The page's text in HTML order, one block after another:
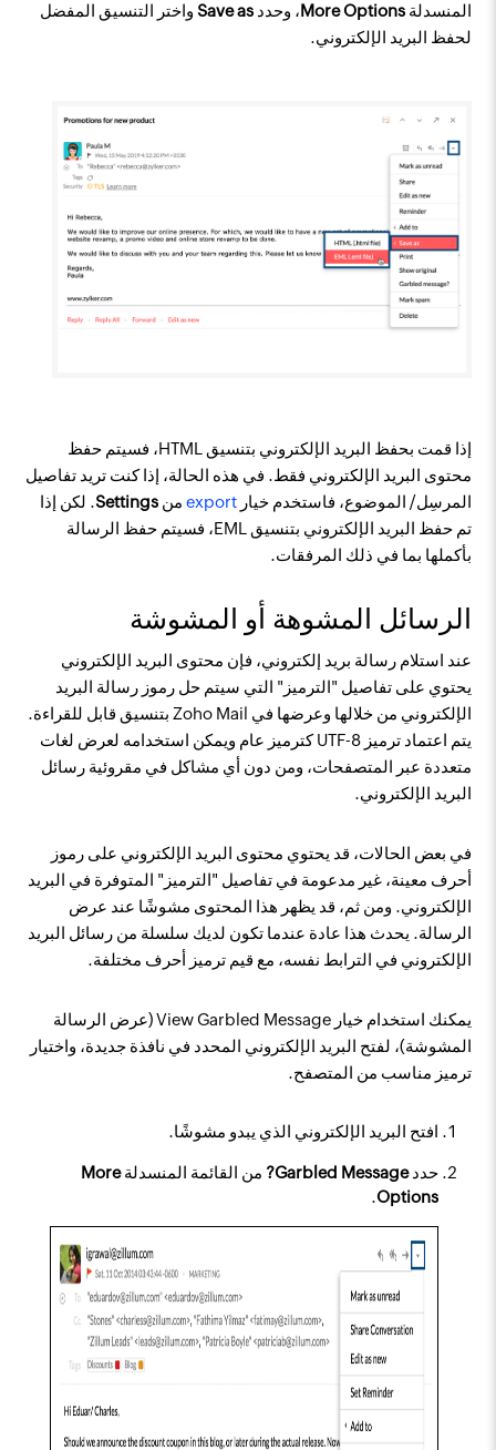
المنسدلةMore Options، وحددSave as واختر التنسيق المفضل
لحفظ البريد الإلكتروني.
إذا قمت بحفظ البريد الإلكتروني بتنسيق HTML، فسيتم حفظ
محتوى البريد الإلكتروني فقط. في هذه الحالة، إذا كنت تريد تفاصيل
المرسِل/ الموضوع، فاستخدم خيارexport منSettings. لكن إذا
تم حفظ البريد الإلكتروني بتنسيق EML، فسيتم حفظ الرسالة
بأكملها بما في ذلك المرفقات.
الرسائل المشوهة أو المشوشة
عند استلام رسالة بريد إلكتروني، فإن محتوى البريد الإلكتروني
يحتوي على تفاصيل "الترميز" التي سيتم حل رموز رسالة البريد
الإلكتروني من خلالها وعرضها في Zoho Mail بتنسيق قابل للقراءة.
يتم اعتماد ترميز UTF-8 كترميز عام ويمكن استخدامه لعرض لغات
متعددة عبر المتصفحات، ومن دون أي مشاكل في مقروئية رسائل
البريد الإلكتروني.
في بعض الحالات، قد يحتوي محتوى البريد الإلكتروني على رموز
أحرف معينة، غير مدعومة في تفاصيل "الترميز" المتوفرة في البريد
الإلكتروني. ومن ثم، قد يظهر هذا المحتوى مشوشًا عند عرض
الرسالة. يحدث هذا عادة عندما تكون لديك سلسلة من رسائل البريد
الإلكتروني في الترابط نفسه، مع قيم ترميز أحرف مختلفة.
يمكنك استخدام خيار View Garbled Message (عرض الرسالة
المشوشة)، لفتح البريد الإلكتروني المحدد في نافذة جديدة، واختيار
ترميز مناسب من المتصفح.
افتح البريد الإلكتروني الذي يبدو مشوشًا.
حددGarbled Message? من القائمة المنسدلةMore
Options
.